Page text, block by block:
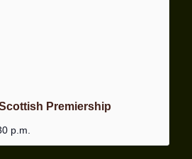
Premiership
p.m.